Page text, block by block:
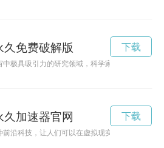
久免费破解版
中极具吸引力的研究领域，科学家们正在探索这
下载
久加速器官网
前沿科技，让人们可以在虚拟现实中体验黑洞的
下载